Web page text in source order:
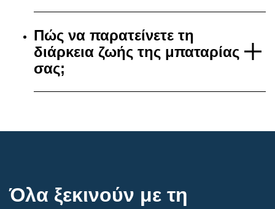
Πώς να παρατείνετε τη
διάρκεια ζωής της μπαταρίας
σας;
Όλα ξεκινούν με τη